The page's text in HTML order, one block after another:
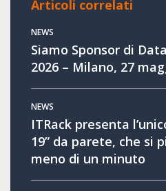
Articoli correlati
NEWS
Siamo Sponsor di
2026 – Milano, 27
NEWS
ITRack presenta
19” da parete, che si
meno di un minuto